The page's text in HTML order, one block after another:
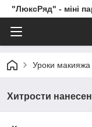
"ЛюксРяд" - міні
Уроки макияжа
Хитрости